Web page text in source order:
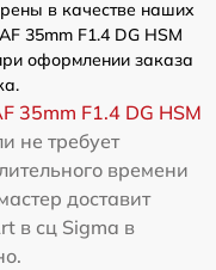
в качестве наших
35mm F1.4 DG HSM
оформлении заказа
35mm F1.4 DG HSM
не требует
времени
доставит
в сц Sigma в